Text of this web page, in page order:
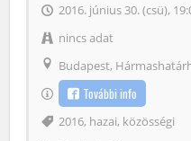
2016. június 30. (csü),
nincs adat
Budapest,
További info
Címke
2016, hazai, közösségi